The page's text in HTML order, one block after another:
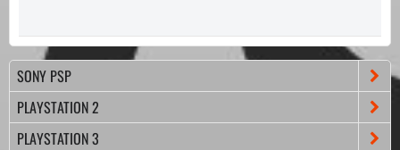
SONY PSP
PLAYSTATION 2
PLAYSTATION 3